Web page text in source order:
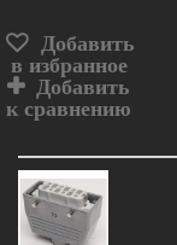
Добавить
в избранное
Добавить
к сравнению